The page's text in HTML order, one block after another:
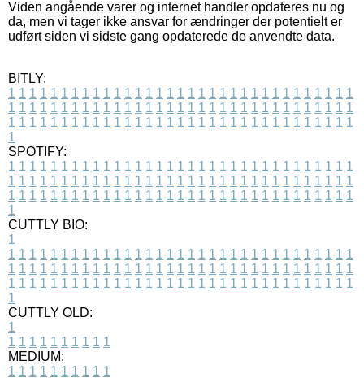
Viden angående varer og internet handler opdateres nu og
da, men vi tager ikke ansvar for ændringer der potentielt er
udført siden vi sidste gang opdaterede de anvendte data.
BITLY:
1 1 1 1 1 1 1 1 1 1 1 1 1 1 1 1 1 1 1 1 1 1 1 1 1 1 1 1 1 1 1 1 1
1 1 1 1 1 1 1 1 1 1 1 1 1 1 1 1 1 1 1 1 1 1 1 1 1 1 1 1 1 1 1 1 1
1 1 1 1 1 1 1 1 1 1 1 1 1 1 1 1 1 1 1 1 1 1 1 1 1 1 1 1 1 1 1 1 1
1
SPOTIFY:
1 1 1 1 1 1 1 1 1 1 1 1 1 1 1 1 1 1 1 1 1 1 1 1 1 1 1 1 1 1 1 1 1
1 1 1 1 1 1 1 1 1 1 1 1 1 1 1 1 1 1 1 1 1 1 1 1 1 1 1 1 1 1 1 1 1
1 1 1 1 1 1 1 1 1 1 1 1 1 1 1 1 1 1 1 1 1 1 1 1 1 1 1 1 1 1 1 1 1
1
CUTTLY BIO:
1
1 1 1 1 1 1 1 1 1 1 1 1 1 1 1 1 1 1 1 1 1 1 1 1 1 1 1 1 1 1 1 1 1
1 1 1 1 1 1 1 1 1 1 1 1 1 1 1 1 1 1 1 1 1 1 1 1 1 1 1 1 1 1 1 1 1
1 1 1 1 1 1 1 1 1 1 1 1 1 1 1 1 1 1 1 1 1 1 1 1 1 1 1 1 1 1 1 1 1
1
CUTTLY OLD:
1
1 1 1 1 1 1 1 1 1 1
MEDIUM:
1 1 1 1 1 1 1 1 1 1